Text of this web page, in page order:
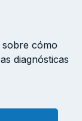
sobre cómo
diagnósticas